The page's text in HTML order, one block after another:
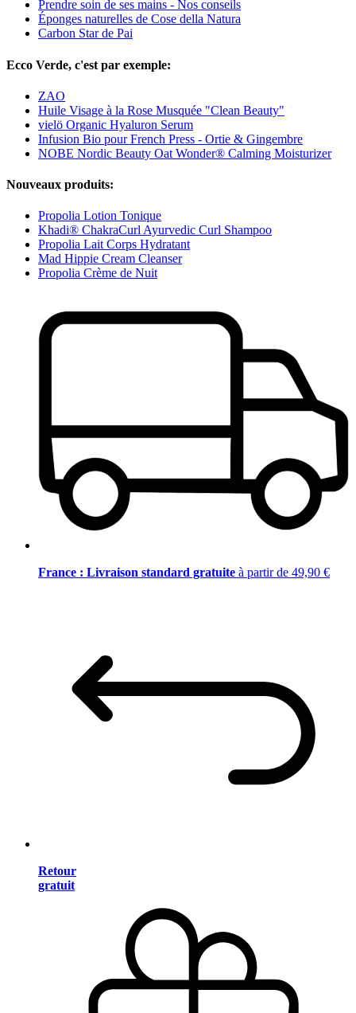
Prendre soin de ses mains - Nos conseils
Éponges naturelles de Cose della Natura
Carbon Star de Pai
Ecco Verde, c'est par exemple:
ZAO
Huile Visage à la Rose Musquée "Clean Beauty"
vielö Organic Hyaluron Serum
Infusion Bio pour French Press - Ortie & Gingembre
NOBE Nordic Beauty Oat Wonder® Calming Moisturizer
Nouveaux produits:
Propolia Lotion Tonique
Khadi® ChakraCurl Ayurvedic Curl Shampoo
Propolia Lait Corps Hydratant
Mad Hippie Cream Cleanser
Propolia Crème de Nuit
France : Livraison standard gratuite à partir de 49,90 €
Retour
gratuit